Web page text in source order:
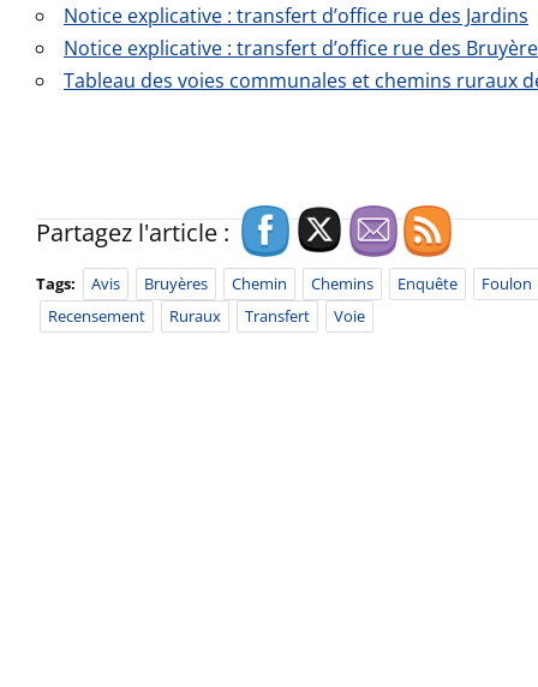
Notice explicative : transfert d’office rue des Jardins
Notice explicative : transfert d’office rue des
Tableau des voies communales et chemins ruraux
Partagez l'article :
Tags: Avis Bruyères Chemin Chemins Enquête
Foulon
Recensement
Ruraux Transfert Voie